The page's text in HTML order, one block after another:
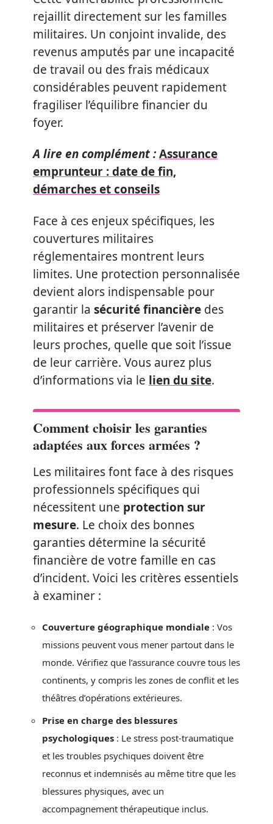
rejaillit directement sur les familles
militaires. Un conjoint invalide, des
revenus amputés par une incapacité
de travail ou des frais médicaux
considérables peuvent rapidement
fragiliser l’équilibre financier du
foyer.
A lire en complément :Assurance
emprunteur : date de fin,
démarches et conseils
Face à ces enjeux spécifiques, les
couvertures militaires
réglementaires montrent leurs
limites. Une protection personnalisée
devient alors indispensable pour
garantir la sécurité financière des
militaires et préserver l’avenir de
leurs proches, quelle que soit l’issue
de leur carrière. Vous aurez plus
d’informations via le lien du site.
Comment choisir les garanties
adaptées aux forces armées ?
Les militaires font face à des risques
professionnels spécifiques qui
nécessitent une protection sur
mesure. Le choix des bonnes
garanties détermine la sécurité
financière de votre famille en cas
d’incident. Voici les critères essentiels
à examiner :
Couverture géographique mondiale : Vos
missions peuvent vous mener partout dans le
monde. Vérifiez que l’assurance couvre tous les
continents, y compris les zones de conflit et les
théâtres d’opérations extérieures.
Prise en charge des blessures
psychologiques : Le stress post-traumatique
et les troubles psychiques doivent être
reconnus et indemnisés au même titre que les
blessures physiques, avec un
accompagnement thérapeutique inclus.